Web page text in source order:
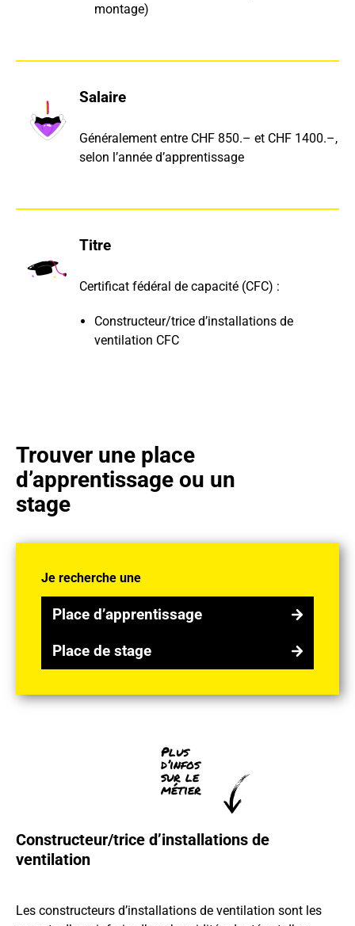
montage)
Salaire
Généralement entre CHF 850.– et CHF 1400.–,
selon l’année d’apprentissage
Titre
Certificat fédéral de capacité (CFC) :
Constructeur/trice d’installations de
ventilation CFC
Trouver une place
d’apprentissage ou un
stage
Je recherche une
Place d’apprentissage
Place de stage
Plus
d’infos
sur le
métier
Constructeur/trice d’installations de
ventilation
Les constructeurs d’installations de ventilation sont les